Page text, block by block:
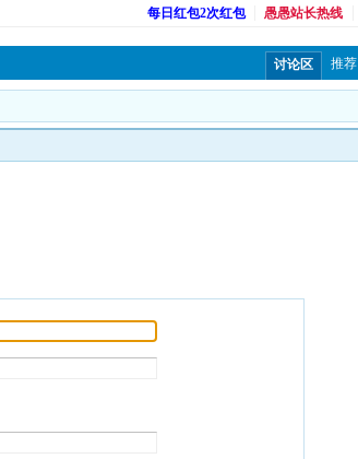
每日红包2次红包 愚愚站长热线
讨论区 推荐